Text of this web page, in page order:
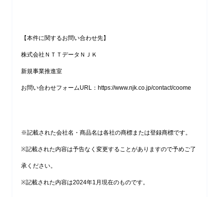
【本件に関するお問い合わせ先】
株式会社ＮＴＴデータＮＪＫ
新規事業推進室
お問い合わせフォームURL： https://www.njk.co.jp/contact/coome
※記載された会社名・商品名は各社の商標または登録商標です。
※記載された内容は予告なく変更することがありますので予めご了
承ください。
※記載された内容は2024年1月現在のものです。